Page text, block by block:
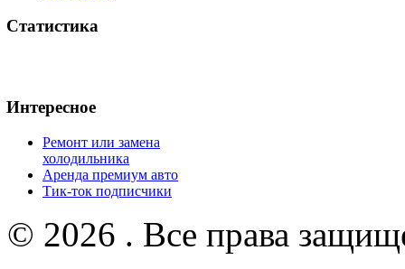
Статистика
Интересное
Ремонт или замена
холодильника
Аренда премиум авто
Тик-ток подписчики
© 2026 . Все права